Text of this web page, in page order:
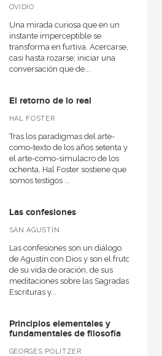
OVIDIO
Una mirada curiosa que en un
instante imperceptible se
transforma en furtiva. Acercarse,
casi hasta rozarse; iniciar una
conversación que de...
El retorno de lo real
HAL FOSTER
Tras los paradigmas del arte-
como-texto de los años setenta y
el arte-como-simulacro de los
ochenta, Hal Foster sostiene que
somos testigos ...
Las confesiones
SAN AGUSTÍN
Las confesiones son un diálogo
de Agustín con Dios y son el fruto
de su vida de oración, de sus
meditaciones sobre las Sagradas
Escrituras y...
Principios elementales y
fundamentales de filosofía
GEORGES POLITZER